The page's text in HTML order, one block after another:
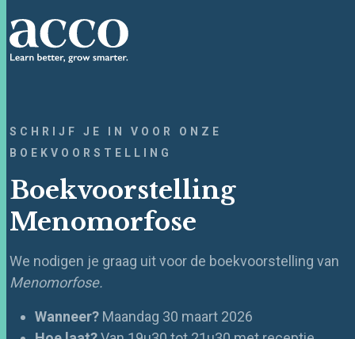
SCHRIJF JE IN VOOR ONZE
BOEKVOORSTELLING
Boekvoorstelling
Menomorfose
We nodigen je graag uit voor de boekvoorstelling van
Menomorfose.
Wanneer? Maandag 30 maart 2026